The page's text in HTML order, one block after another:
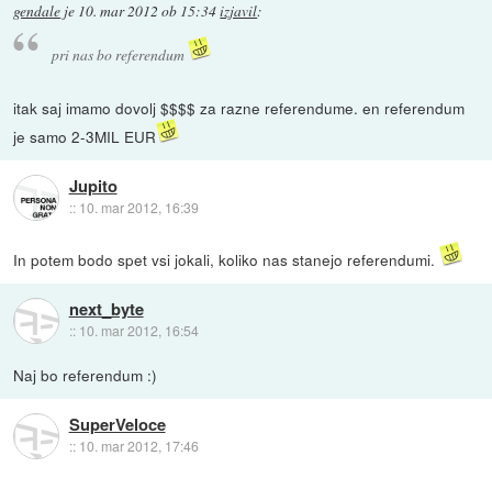
gendale je 10. mar 2012 ob 15:34izjavil:
pri nas bo referendum
itak saj imamo dovolj $$$$ za razne referendume. en referendum
je samo 2-3MIL EUR
Jupito
:: 10. mar 2012, 16:39
In potem bodo spet vsi jokali, koliko nas stanejo referendumi.
next_byte
:: 10. mar 2012, 16:54
Naj bo referendum :)
SuperVeloce
:: 10. mar 2012, 17:46